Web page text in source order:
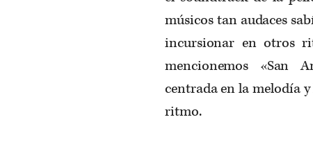
músicos tan audaces
incursionar en otros
mencionemos «San
centrada en la melodía
ritmo.